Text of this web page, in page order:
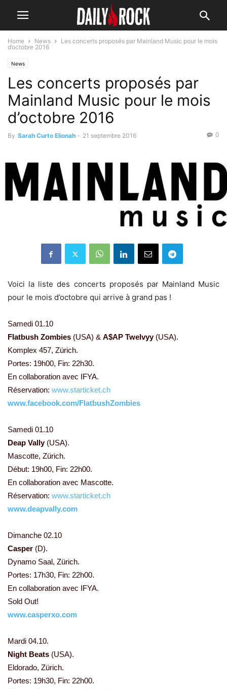
Home News
Les concerts proposés par Mainland Music pour le mois
d’octobre 2016
News
Les concerts proposés par
Mainland Music pour le mois
d’octobre 2016
By Sarah Curto Elionah - 21 septembre 2016 0
Voici la liste des concerts proposés par Mainland Music
pour le mois d’octobre qui arrive à grand pas !
Samedi 01.10
Flatbush Zombies (USA) & A$AP Twelvyy (USA).
Komplex 457, Zürich.
Portes: 19h00, Fin: 22h30.
En collaboration avec IFYA.
Réservation: www.starticket.ch
www.facebook.com/FlatbushZombies
Samedi 01.10
Deap Vally (USA).
Mascotte, Zürich.
Début: 19h00, Fin: 22h00.
En collaboration avec Mascotte.
Réservation: www.starticket.ch
www.deapvally.com
Dimanche 02.10
Casper (D).
Dynamo Saal, Zürich.
Portes: 17h30, Fin: 22h00.
En collaboration avec IFYA.
Sold Out!
www.casperxo.com
Mardi 04.10.
Night Beats (USA).
Eldorado, Zürich.
Portes: 19h30, Fin: 22h00.